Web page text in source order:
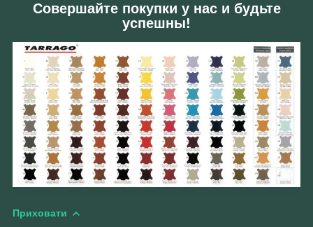
Совершайте покупки у нас и будьте
успешны!
Приховати